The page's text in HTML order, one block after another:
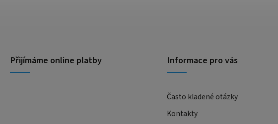
Přijímáme online platby Informace pro vás
Často kladené otázky
Kontakty